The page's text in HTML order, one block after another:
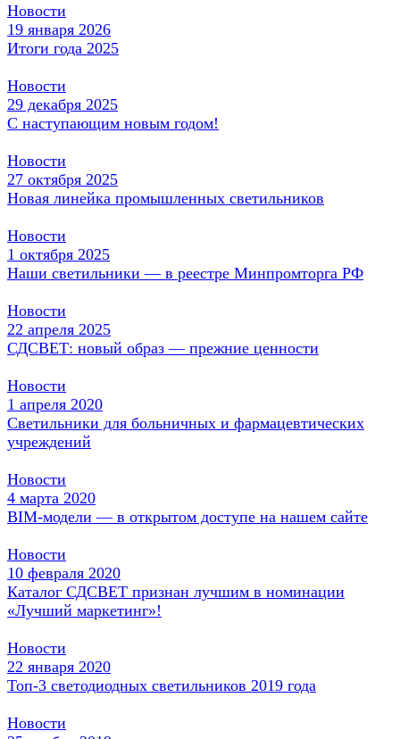
Новости
19 января 2026
Итоги года 2025
Новости
29 декабря 2025
С наступающим новым годом!
Новости
27 октября 2025
Новая линейка промышленных светильников
Новости
1 октября 2025
Наши светильники — в реестре Минпромторга РФ
Новости
22 апреля 2025
СДСВЕТ: новый образ — прежние ценности
Новости
1 апреля 2020
Светильники для больничных и фармацевтических
учреждений
Новости
4 марта 2020
BIM-модели — в открытом доступе на нашем сайте
Новости
10 февраля 2020
Каталог СДСВЕТ признан лучшим в номинации
«Лучший маркетинг»!
Новости
22 января 2020
Топ-3 светодиодных светильников 2019 года
Новости